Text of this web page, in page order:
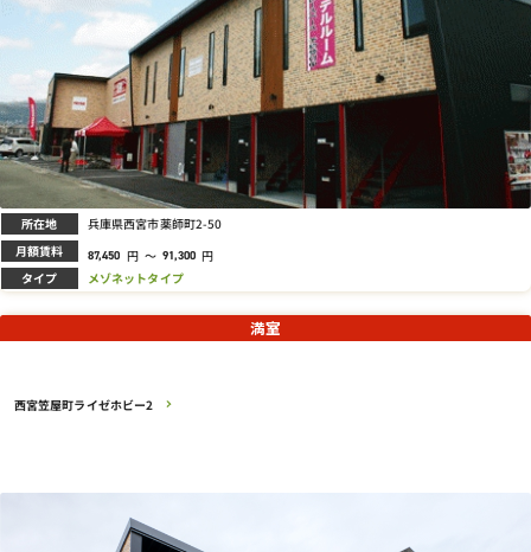
所在地 兵庫県西宮市薬師町2-50
月額賃料 87,450 円 ～ 91,300 円
タイプ メゾネットタイプ
西宮笠屋町ライゼホビー2
満室